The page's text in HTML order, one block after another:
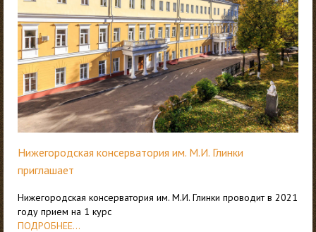
Нижегородская консерватория им. М.И. Глинки
приглашает
Нижегородская консерватория им. М.И. Глинки проводит в 2021
году прием на 1 курс
ПОДРОБНЕЕ...